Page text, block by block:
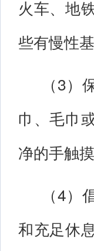
火车、地
些有慢性
（3
巾、毛巾
净的手触
（4
和充足休